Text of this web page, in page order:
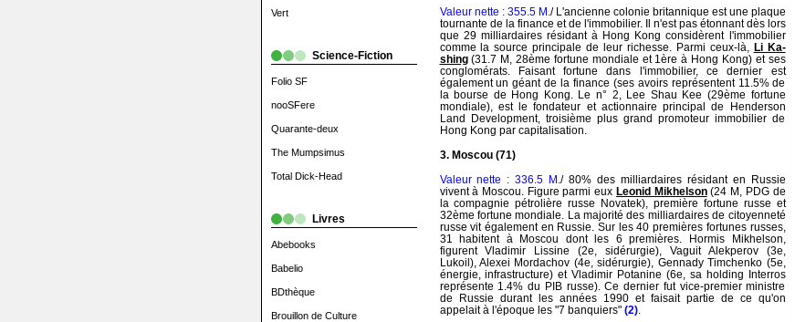
Vert
Science-Fiction
Folio SF
nooSFere
Quarante-deux
The Mumpsimus
Total Dick-Head
Livres
Abebooks
Babelio
BDthèque
Brouillon de Culture
Valeur nette : 355.5 M. / L'ancienne colonie britannique est une plaque
tournante de la finance et de l'immobilier. Il n'est pas étonnant dès lors
que 29 milliardaires résidant à Hong Kong considèrent l'immobilier
comme la source principale de leur richesse. Parmi ceux-là, Li Ka-
shing(31.7 M, 28ème fortune mondiale et 1ère à Hong Kong) et ses
conglomérats. Faisant fortune dans l'immobilier, ce dernier est
également un géant de la finance (ses avoirs représentent 11.5% de
la bourse de Hong Kong. Le n° 2, Lee Shau Kee (29ème fortune
mondiale), est le fondateur et actionnaire principal de Henderson
Land Development, troisième plus grand promoteur immobilier de
Hong Kong par capitalisation.
3. Moscou (71)
Valeur nette : 336.5 M./ 80% des milliardaires résidant en Russie
vivent à Moscou. Figure parmi eux Leonid Mikhelson(24 M, PDG de
la compagnie pétrolière russe Novatek), première fortune russe et
32ème fortune mondiale. La majorité des milliardaires de citoyenneté
russe vit également en Russie. Sur les 40 premières fortunes russes,
31 habitent à Moscou dont les 6 premières. Hormis Mikhelson,
figurent Vladimir Lissine (2e, sidérurgie), Vaguit Alekperov (3e,
Lukoil), Alexei Mordachov (4e, sidérurgie), Gennady Timchenko (5e,
énergie, infrastructure) et Vladimir Potanine (6e, sa holding Interros
représente 1.4% du PIB russe). Ce dernier fut vice-premier ministre
de Russie durant les années 1990 et faisait partie de ce qu'on
appelait à l'époque les "7 banquiers" (2).